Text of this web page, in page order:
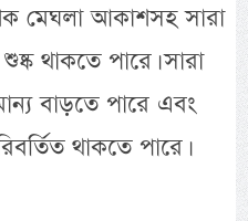
মেঘলা আকাশসহ সারা
থাকতে পারে। সারা
বাড়তে পারে এবং
থাকতে পারে।